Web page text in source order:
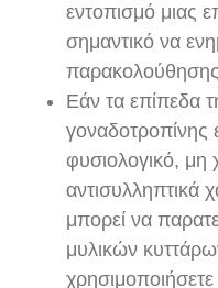
εντοπισμό μιας
σημαντικό να
παρακολούθησης
Εάν τα επίπεδα
γοναδοτροπίνης
φυσιολογικό, μη
αντισυλληπτικά
μπορεί να
μυλικών